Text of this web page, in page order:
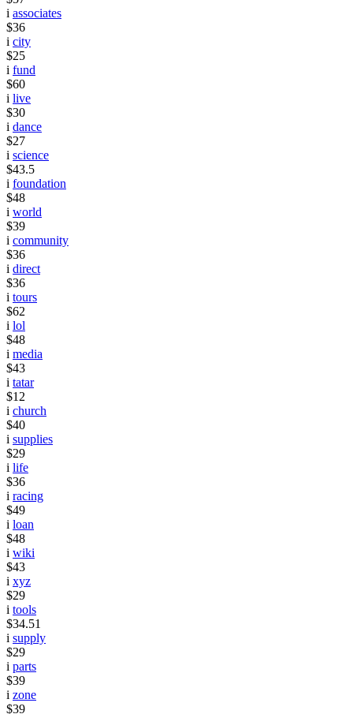
i associates
$36
i city
$25
i fund
$60
i live
$30
i dance
$27
i science
$43.5
i foundation
$48
i world
$39
i community
$36
i direct
$36
i tours
$62
i lol
$48
i media
$43
i tatar
$12
i church
$40
i supplies
$29
i life
$36
i racing
$49
i loan
$48
i wiki
$43
i xyz
$29
i tools
$34.51
i supply
$29
i parts
$39
i zone
$39